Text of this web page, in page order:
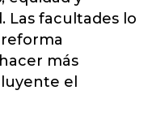
Las facultades lo
más
el